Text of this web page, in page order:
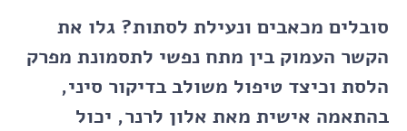
סובלים מכאבים ונעילת לסתות? גלו את
הקשר העמוק בין מתח נפשי לתסמונת מפרק
הלסת וכיצד טיפול משולב בדיקור סיני,
בהתאמה אישית מאת אלון לרנר, יכול